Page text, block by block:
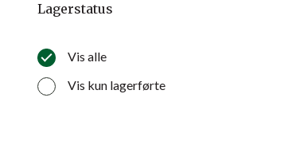
Lagerstatus
Vis alle
Vis kun lagerførte